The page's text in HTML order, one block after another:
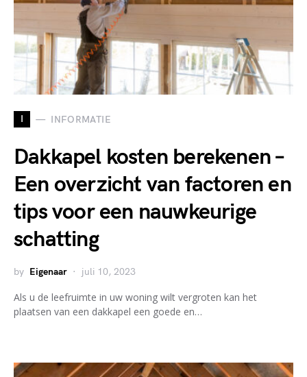
I INFORMATIE
Dakkapel kosten berekenen –
Een overzicht van factoren en
tips voor een nauwkeurige
schatting
by Eigenaar juli 10, 2023
Als u de leefruimte in uw woning wilt vergroten kan het
plaatsen van een dakkapel een goede en…